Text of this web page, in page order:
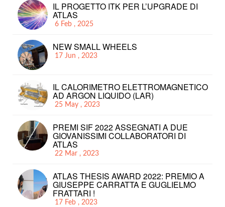
IL PROGETTO ITK PER L’UPGRADE DI
ATLAS
6 Feb , 2025
NEW SMALL WHEELS
17 Jun , 2023
IL CALORIMETRO ELETTROMAGNETICO
AD ARGON LIQUIDO (LAR)
25 May , 2023
PREMI SIF 2022 ASSEGNATI A DUE
GIOVANISSIMI COLLABORATORI DI
ATLAS
22 Mar , 2023
ATLAS THESIS AWARD 2022: PREMIO A
GIUSEPPE CARRATTA E GUGLIELMO
FRATTARI !
17 Feb , 2023